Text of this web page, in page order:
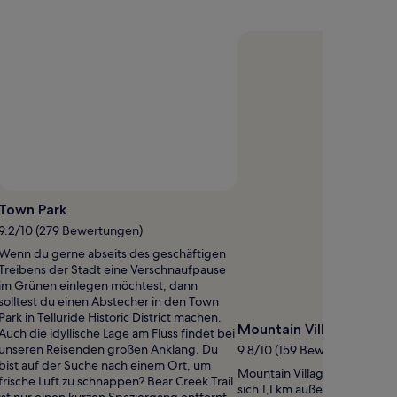
Town Park
10 (279 Bewertungen)
du gerne abseits des geschäftigen
der Stadt eine Verschnaufpause
im Grünen einlegen möchtest, dann
du einen Abstecher in den Town
Park in Telluride Historic District machen.
die idyllische Lage am Fluss findet bei
unseren Reisenden großen Anklang. Du
bist auf der Suche nach einem Ort, um
Luft zu schnappen? Bear Creek Trail
Mountain Village
9.8/10 (159 Bewertungen)
Mountain Village Gondola
sich 1,1 km außerhalb des